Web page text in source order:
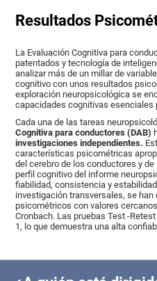
Resultados
La Evaluación Cognitiva para
patentados y tecnología de
analizar más de un millar de
cognitivo con unos resultados
exploración neuropsicológica se
capacidades cognitivas esenciales
Cada una de las tareas
Cognitiva para conductores (DAB)
investigaciones independientes.
características psicométricas
del cerebro de los conductores y
perfil cognitivo del informe
fiabilidad, consistencia y
investigación transversales, se
psicométricos con valores
Cronbach. Las pruebas Test -
1, lo que demuestra una alta